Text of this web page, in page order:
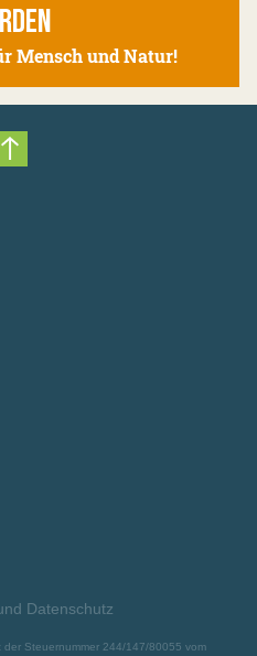
Mensch und Natur!
Nach oben scrollen
Datenschutz
der Steuernummer 244/147/80055 vom